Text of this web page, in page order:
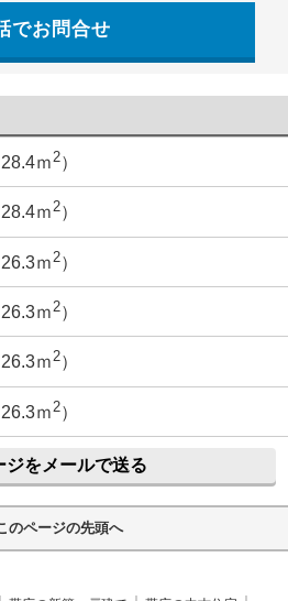
でお問合せ
ｍ2）
ｍ2）
ｍ 2）
ｍ 2）
ｍ2）
ｍ 2）
ジをメールで送る
のページの先頭へ